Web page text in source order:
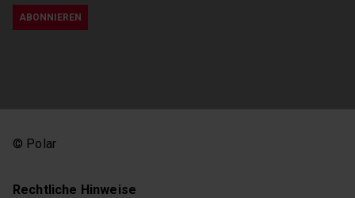
© Polar
Rechtliche Hinweise